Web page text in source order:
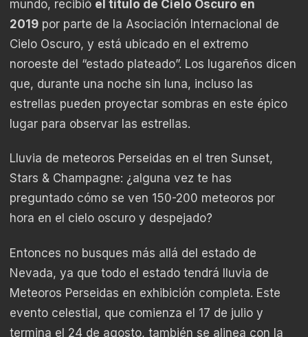
mundo, recibió el título de Cielo Oscuro en
2019 por parte de la Asociación Internacional de
Cielo Oscuro, y está ubicado en el extremo
noroeste del “estado plateado”. Los lugareños dicen
que, durante una noche sin luna, incluso las
estrellas pueden proyectar sombras en este épico
lugar para observar las estrellas.
Lluvia de meteoros Perseidas en el tren Sunset,
Stars & Champagne: ¿alguna vez te has
preguntado cómo se ven 150-200 meteoros por
hora en el cielo oscuro y despejado?
Entonces no busques más allá del estado de
Nevada, ya que todo el estado tendrá lluvia de
Meteoros Perseidas en exhibición completa. Este
evento celestial, que comienza el 17 de julio y
termina el 24 de agosto, también se alinea con la